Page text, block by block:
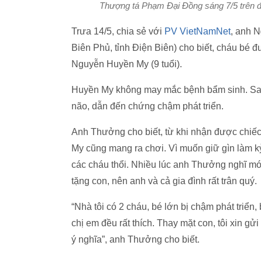
Thượng tá Phạm Đại Đồng sáng 7/5 trên
Trưa 14/5, chia sẻ với PV VietNamNet, anh
Biên Phủ, tỉnh Điện Biên) cho biết, cháu bé
Nguyễn Huyền My (9 tuổi).
Huyền My không may mắc bệnh bẩm sinh.
não, dẫn đến chứng chậm phát triển.
Anh Thưởng cho biết, từ khi nhận được
My cũng mang ra chơi. Vì muốn giữ gìn làm
các cháu thổi. Nhiều lúc anh Thưởng nghĩ
tặng con, nên anh và cả gia đình rất trân quý.
“Nhà tôi có 2 cháu, bé lớn bị chậm phát
chị em đều rất thích. Thay mặt con, tôi xin
ý nghĩa”, anh Thưởng cho biết.